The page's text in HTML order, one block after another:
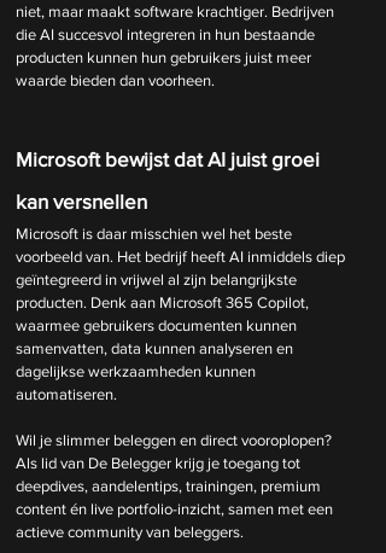
niet, maar maakt software krachtiger. Bedrijven
die AI succesvol integreren in hun bestaande
producten kunnen hun gebruikers juist meer
waarde bieden dan voorheen.
Microsoft bewijst dat AI juist groei
kan versnellen
Microsoft is daar misschien wel het beste
voorbeeld van. Het bedrijf heeft AI inmiddels diep
geïntegreerd in vrijwel al zijn belangrijkste
producten. Denk aan Microsoft 365 Copilot,
waarmee gebruikers documenten kunnen
samenvatten, data kunnen analyseren en
dagelijkse werkzaamheden kunnen
automatiseren.
Wil je slimmer beleggen en direct vooroplopen?
Als lid van De Belegger krijg je toegang tot
deepdives, aandelentips, trainingen, premium
content én live portfolio-inzicht, samen met een
actieve community van beleggers.